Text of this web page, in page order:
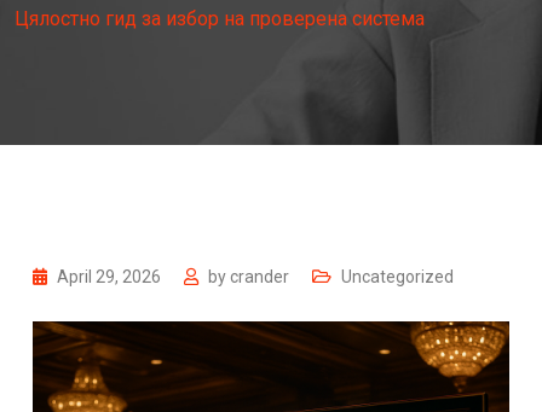
Цялостно гид за избор на проверена система
April 29, 2026 by crander Uncategorized